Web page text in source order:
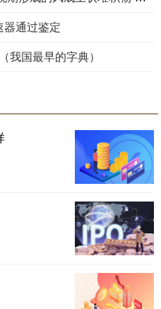
器通过鉴定
我国最早的字典）